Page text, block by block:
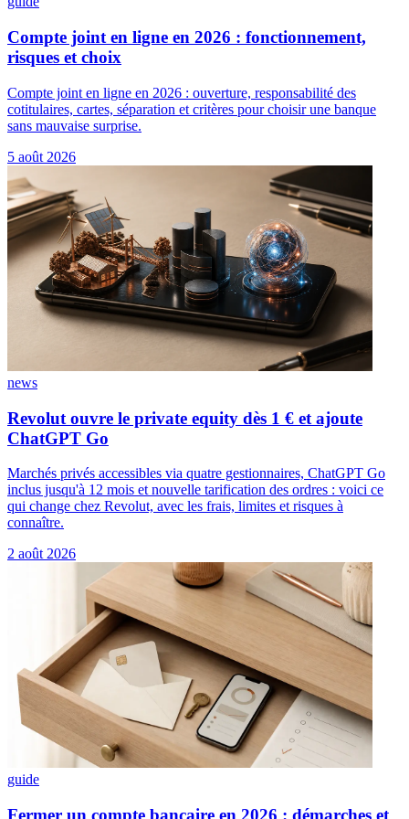
Compte joint en ligne en 2026 : fonctionnement,
risques et choix
Compte joint en ligne en 2026 : ouverture, responsabilité des
cotitulaires, cartes, séparation et critères pour choisir une banque
sans mauvaise surprise.
5 août 2026
news
Revolut ouvre le private equity dès 1 € et ajoute
ChatGPT Go
Marchés privés accessibles via quatre gestionnaires, ChatGPT Go
inclus jusqu'à 12 mois et nouvelle tarification des ordres : voici ce
qui change chez Revolut, avec les frais, limites et risques à
connaître.
2 août 2026
guide
Fermer un compte bancaire en 2026 : démarches et